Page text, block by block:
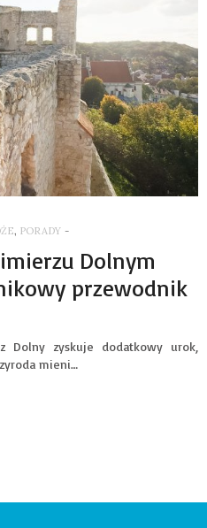
, PORADY -
Dolnym
przewodnik
Dolny zyskuje dodatkowy urok,
mieni…